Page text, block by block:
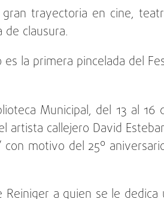
trayectoria en cine,
clausura.
la primera pincelada del
Municipal, del 13 al 16
artista callejero David
con motivo del 25º
a quien se le dedica